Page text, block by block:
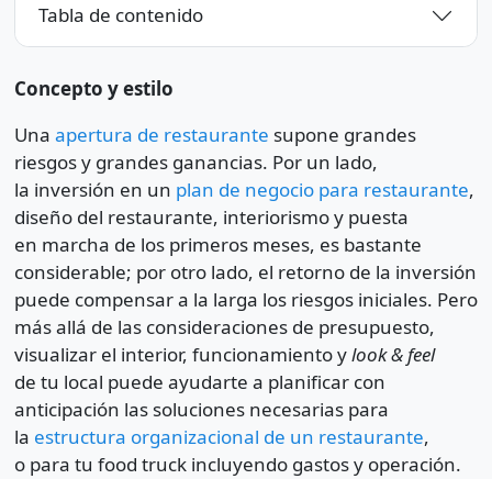
Tabla de contenido
Concepto y estilo
Una apertura de restaurante supone grandes
riesgos y grandes ganancias. Por un lado,
la inversión en un plan de negocio para restaurante,
diseño del restaurante, interiorismo y puesta
en marcha de los primeros meses, es bastante
considerable; por otro lado, el retorno de la inversión
puede compensar a la larga los riesgos iniciales. Pero
más allá de las consideraciones de presupuesto,
visualizar el interior, funcionamiento ylook & feel
de tu local puede ayudarte a planificar con
anticipación las soluciones necesarias para
la estructura organizacional de un restaurante,
o para tu food truck incluyendo gastos y operación.